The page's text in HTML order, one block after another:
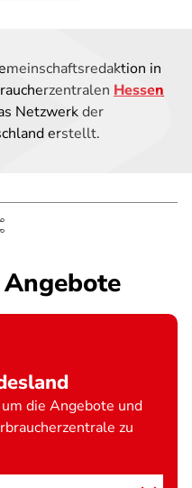
in
Hessen
Netzwerk der
erstellt.
die Angebote und
zu